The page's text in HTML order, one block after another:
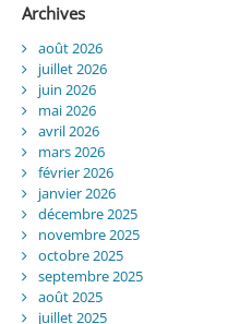
Archives
août 2026
juillet 2026
juin 2026
mai 2026
avril 2026
mars 2026
février 2026
janvier 2026
décembre 2025
novembre 2025
octobre 2025
septembre 2025
août 2025
juillet 2025